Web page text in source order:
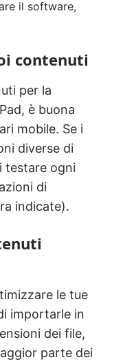
il software,
contenuti
per la
è buona
mobile. Se i
diverse di
testare ogni
di
indicate).
le tue
importarle in
dei file,
parte dei